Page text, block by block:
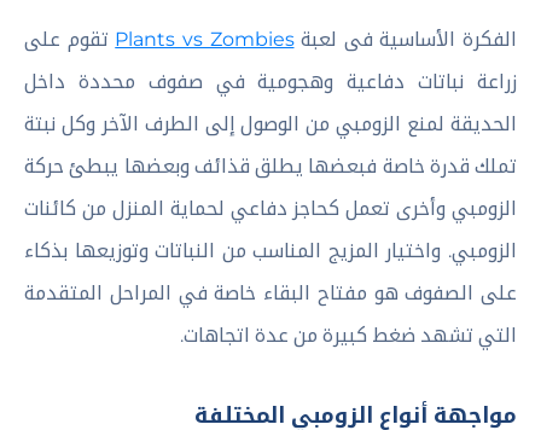
الفكرة الأساسية فى لعبةPlants vs Zombies تقوم على
زراعة نباتات دفاعية وهجومية في صفوف محددة داخل
الحديقة لمنع الزومبي من الوصول إلى الطرف الآخر وكل نبتة
تملك قدرة خاصة فبعضها يطلق قذائف وبعضها يبطئ حركة
الزومبي وأخرى تعمل كحاجز دفاعي لحماية المنزل من كائنات
الزومبي. واختيار المزيج المناسب من النباتات وتوزيعها بذكاء
على الصفوف هو مفتاح البقاء خاصة في المراحل المتقدمة
التي تشهد ضغط كبيرة من عدة اتجاهات.
مواجهة أنواع الزومبي المختلفة